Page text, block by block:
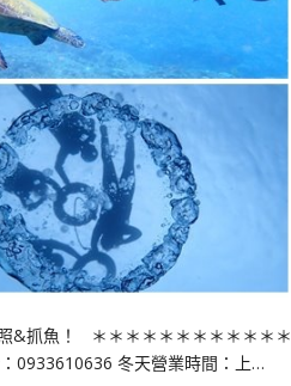
&抓魚！ ＊＊＊＊＊＊＊＊＊＊＊＊
0933610636 冬天營業時間：上…